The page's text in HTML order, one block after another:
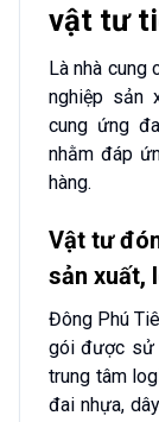
vật tư
Là nhà cung
nghiệp sản
cung ứng
nhằm đáp
hàng.
Vật tư
sản xuất,
Đông Phú
gói được sử
trung tâm
đai nhựa,